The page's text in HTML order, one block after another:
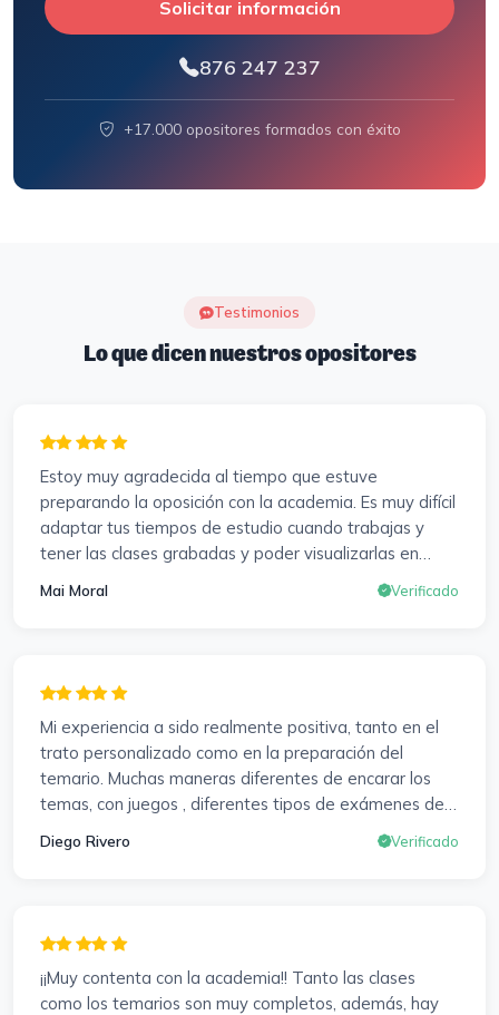
Solicitar información
876 247 237
+17.000 opositores formados con éxito
Testimonios
Lo que dicen nuestros opositores
Estoy muy agradecida al tiempo que estuve
preparando la oposición con la academia. Es muy difícil
adaptar tus tiempos de estudio cuando trabajas y
tener las clases grabadas y poder visualizarlas en
cualquier momento y las veces que sea necesario, se
agradece mucho. Sabemos que el trabajo de estudio
profesores accesibles, atentos y dispuestos para
resolver dudas, se agradece. Incluso se ofrecieron a
ayudarme a buscar impugnaciones de preguntas del
examen para subir nota. Gracias Vanesa y Pablo.
Mai Moral Verificado
Mi experiencia a sido realmente positiva, tanto en el
trato personalizado como en la preparación del
temario. Muchas maneras diferentes de encarar los
temas, con juegos , diferentes tipos de exámenes de
preparación y un temario muy al día. Una experiencia
muy positiva en todos los sentidos.
Diego Rivero Verificado
¡¡Muy contenta con la academia!! Tanto las clases
como los temarios son muy completos, además, hay